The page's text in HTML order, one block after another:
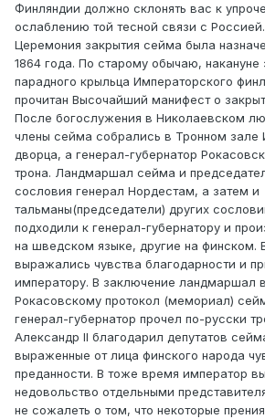
Финляндии должно склонять вас к
ослаблению той тесной связи с
Церемония закрытия сейма была
1864 года. По старому обычаю, накануне
парадного крыльца Императорского
прочитан Высочайший манифест о
После богослужения в Николаевском
члены сейма собрались в Тронном зале
дворца, а генерал-губернатор
трона. Ландмаршал сейма и
сословия генерал Нордестам, а затем и
тальманы(председатели) других
подходили к генерал-губернатору и
на шведском языке, другие на финском.
выражались чувства благодарности и
императору. В заключение ландмаршал
Рокасовскому протокол (мемориал)
генерал-губернатор прочел по-русски
Александр II благодарил депутатов
выраженные от лица финского народа
преданности. В тоже время император
недовольство отдельными
не сожалеть о том, что некоторые